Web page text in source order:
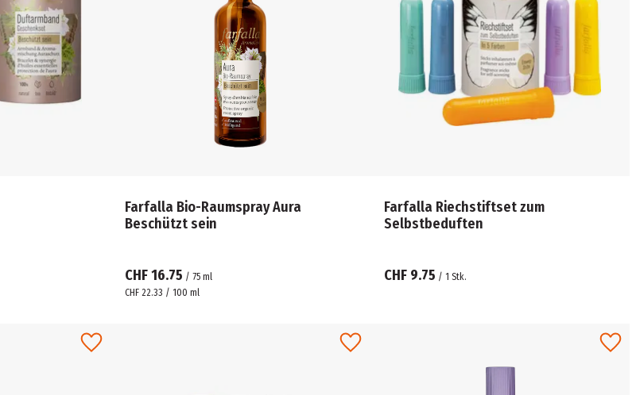
Farfalla Bio-Raumspray Aura
Beschützt sein
CHF 16.75 / 75 ml
CHF 22.33 / 100 ml
Farfalla Riechstiftset zum
Selbstbeduften
CHF 9.75 / 1 Stk.